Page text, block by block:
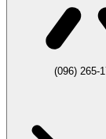
(096) 265-